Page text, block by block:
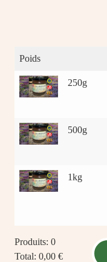
Poids
250g
500g
1kg
Produits:0
Total:0,00 €